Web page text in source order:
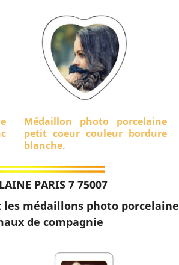
Médaillon photo porcelaine
petit coeur couleur bordure
blanche.
PARIS 7 75007
médaillons photo porcelaine
de compagnie